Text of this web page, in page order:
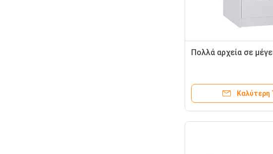
Πολλά αρχεία σε
Καλύτερη